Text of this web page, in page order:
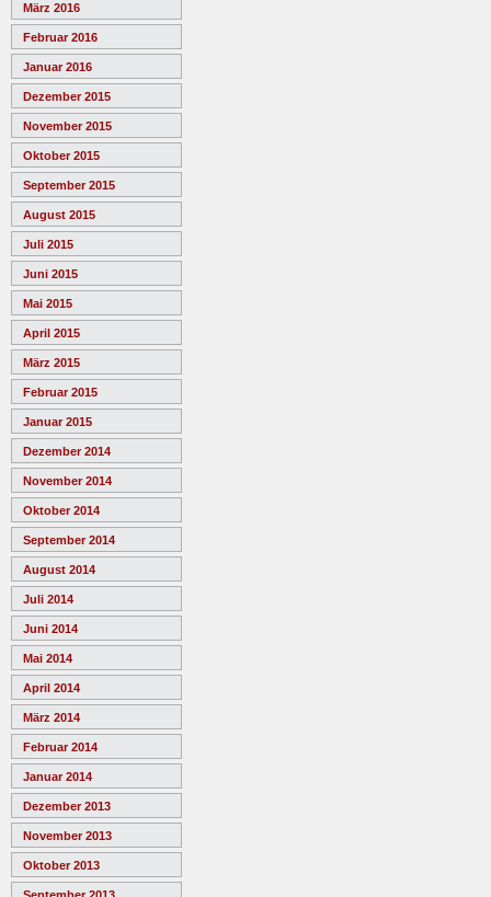
März 2016
Februar 2016
Januar 2016
Dezember 2015
November 2015
Oktober 2015
September 2015
August 2015
Juli 2015
Juni 2015
Mai 2015
April 2015
März 2015
Februar 2015
Januar 2015
Dezember 2014
November 2014
Oktober 2014
September 2014
August 2014
Juli 2014
Juni 2014
Mai 2014
April 2014
März 2014
Februar 2014
Januar 2014
Dezember 2013
November 2013
Oktober 2013